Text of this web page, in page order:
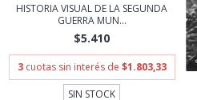
HISTORIA VISUAL DE LA SEGUNDA
GUERRA MUN...
$5.410
3 cuotas sin interés de $1.803,33
SIN STOCK